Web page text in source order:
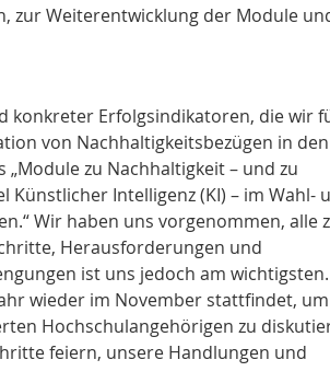
zur Weiterentwicklung der Module
konkreter Erfolgsindikatoren, die wir
von Nachhaltigkeitsbezügen in den
zu Nachhaltigkeit – und zu
Intelligenz (KI) – im Wahl-
Wir haben uns vorgenommen, alle
Herausforderungen und
ist uns jedoch am wichtigsten.
wieder im November stattfindet, um
Hochschulangehörigen zu
feiern, unsere Handlungen und